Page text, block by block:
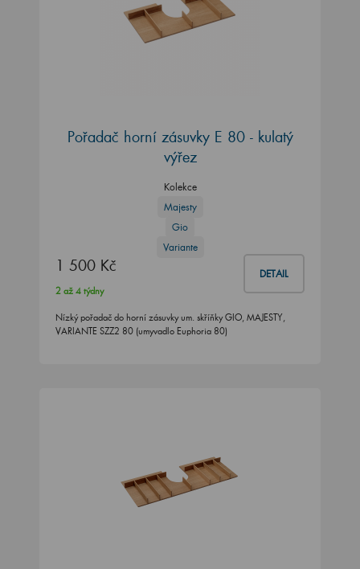
Pořadač horní zásuvky E 80 - kulatý
výřez
Kolekce
Majesty
Gio
Variante
1 500 Kč DETAIL
2 až 4 týdny
Nízký pořadač do horní zásuvky um. skříňky GIO, MAJESTY,
VARIANTE SZZ2 80 (umyvadlo Euphoria 80)